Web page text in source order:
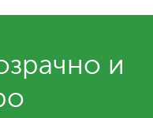
и